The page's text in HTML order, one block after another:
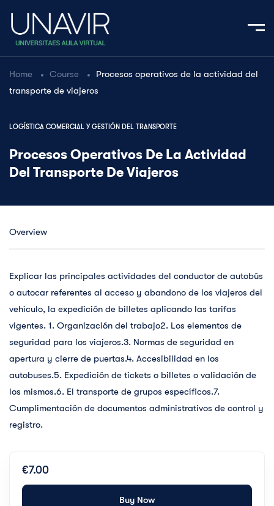
Home Course
Procesos operativos de la actividad del
transporte de viajeros
LOGÍSTICA COMERCIAL Y GESTIÓN DEL TRANSPORTE
Procesos Operativos De La Actividad
Del Transporte De Viajeros
Overview
Explicar las principales actividades del conductor de autobús
o autocar referentes al acceso y abandono de los viajeros del
vehículo, la expedición de billetes aplicando las tarifas
vigentes. 1. Organización del trabajo2. Los elementos de
seguridad para los viajeros.3. Normas de seguridad en
apertura y cierre de puertas.4. Accesibilidad en los
autobuses.5. Expedición de tickets o billetes o validación de
los mismos.6. El transporte de grupos específicos.7.
Cumplimentación de documentos administrativos de control y
registro.
€7.00
Buy Now